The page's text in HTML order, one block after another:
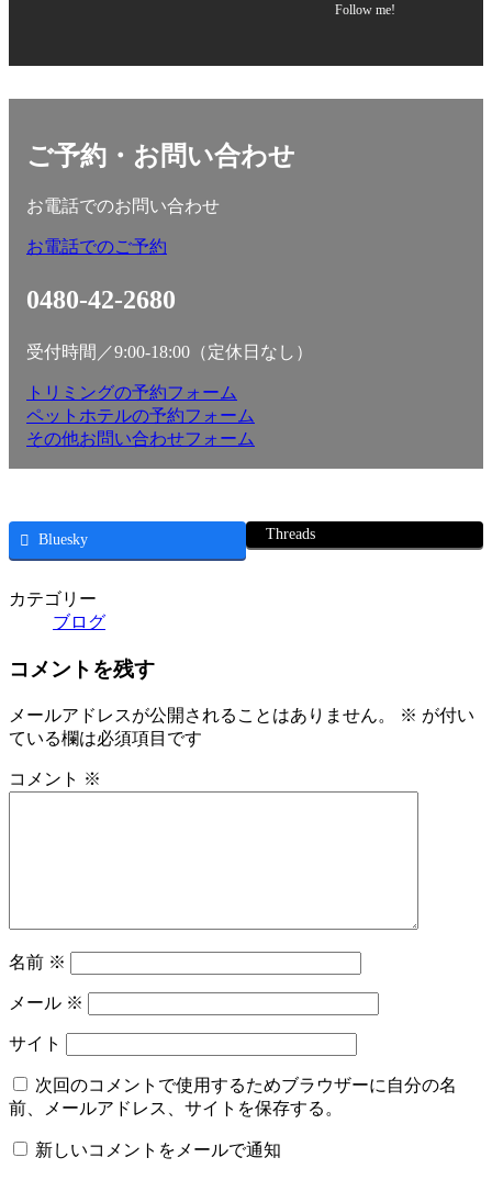
Follow me!
ご予約・お問い合わせ
お電話でのお問い合わせ
お電話でのご予約
0480-42-2680
受付時間／9:00-18:00（定休日なし）
トリミングの予約フォーム
ペットホテルの予約フォーム
その他お問い合わせフォーム
Bluesky Threads
カテゴリー
ブログ
コメントを残す
メールアドレスが公開されることはありません。 ※ が付い
ている欄は必須項目です
コメント ※
名前 ※
メール ※
サイト
次回のコメントで使用するためブラウザーに自分の名
前、メールアドレス、サイトを保存する。
新しいコメントをメールで通知